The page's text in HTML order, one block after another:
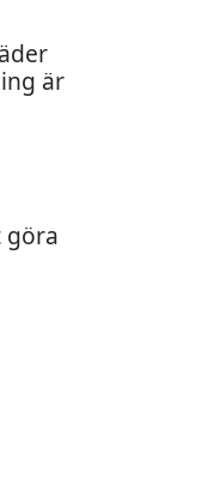
är
göra